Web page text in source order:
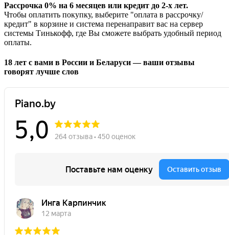
Рассрочка 0% на 6 месяцев или кредит до 2-х лет.
Чтобы оплатить покупку, выберите "оплата в рассрочку/
кредит" в корзине и система перенаправит вас на сервер
системы Тинькофф, где Вы сможете выбрать удобный период
оплаты.
18 лет с вами в России и Беларуси — ваши отзывы
говорят лучше слов